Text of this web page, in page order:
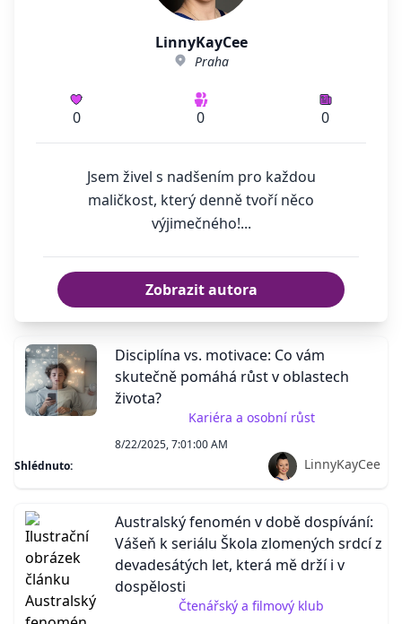
LinnyKayCee
Praha
0 0 0
Jsem živel s nadšením pro každou
maličkost, který denně tvoří něco
výjimečného!...
Zobrazit autora
Disciplína vs. motivace: Co vám
skutečně pomáhá růst v oblastech
života?
Kariéra a osobní růst
8/22/2025, 7:01:00 AM
Shlédnuto:
LinnyKayCee
Australský fenomén v době dospívání:
Vášeň k seriálu Škola zlomených srdcí z
devadesátých let, která mě drží i v
dospělosti
Čtenářský a filmový klub